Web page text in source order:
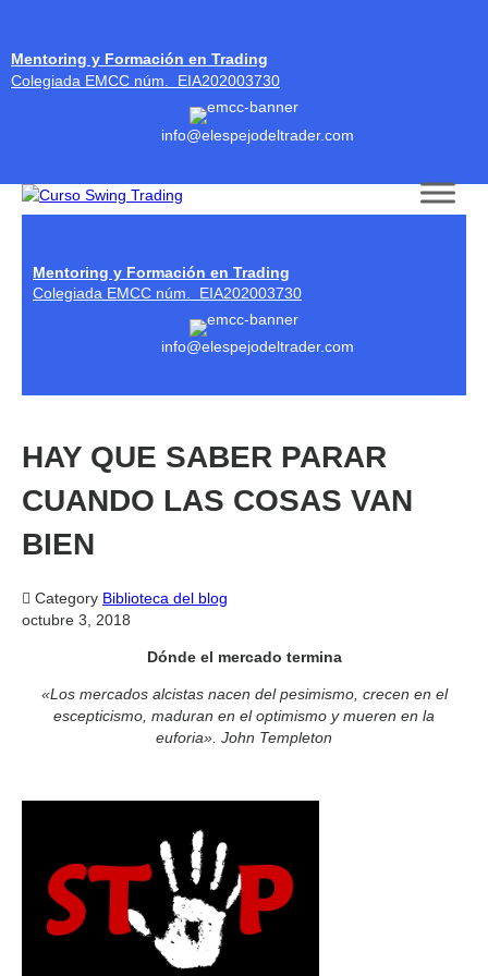
Mentoring y Formación en Trading
Colegiada EMCC núm. EIA202003730
info@elespejodeltrader.com
Mentoring y Formación en Trading
Colegiada EMCC núm. EIA202003730
info@elespejodeltrader.com
HAY QUE SABER PARAR
CUANDO LAS COSAS VAN
BIEN
 Category Biblioteca del blog
octubre 3, 2018
Dónde el mercado termina
«Los mercados alcistas nacen del pesimismo, crecen en el
escepticismo, maduran en el optimismo y mueren en la
euforia». John Templeton